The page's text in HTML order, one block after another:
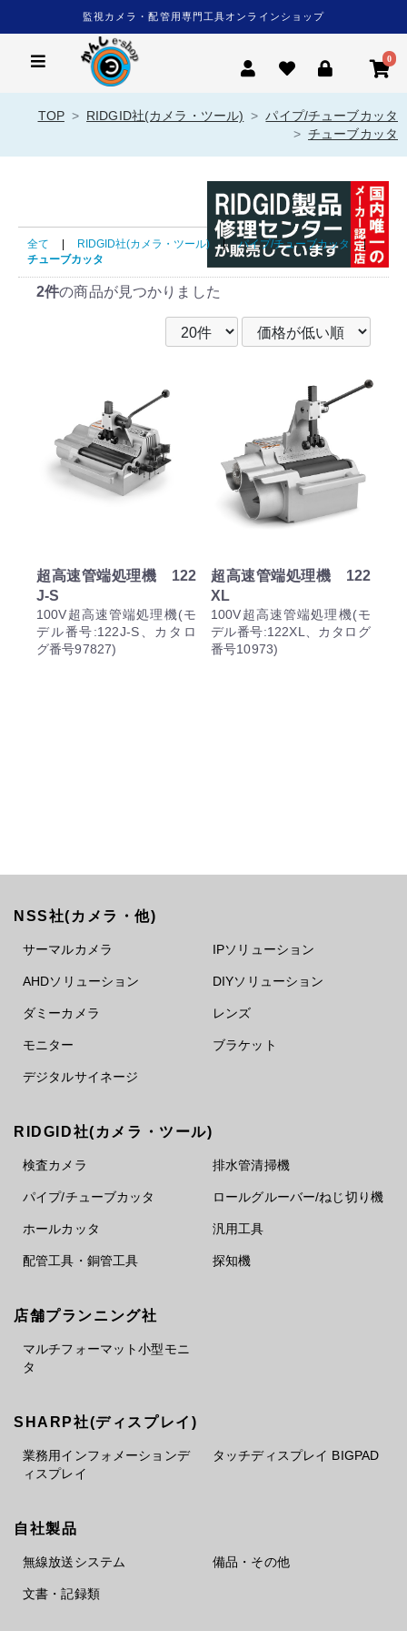
監視カメラ・配管用専門工具オンラインショップ
0
TOP RIDGID社(カメラ・ツール)
パイプ/チューブカッタ
チューブカッタ
全て RIDGID社(カメラ・ツール) | パイプ/チューブカッタ
|
チューブカッタ
2件の商品が見つかりました
超高速管端処理機 122
J-S
100V超高速管端処理機(モ
デル番号:122J-S、カタロ
グ番号97827)
超高速管端処理機 122
XL
100V超高速管端処理機(モ
デル番号:122XL、カタログ
番号10973)
NSS社(カメラ・他)
サーマルカメラ IPソリューション
AHDソリューション DIYソリューション
ダミーカメラ レンズ
モニター ブラケット
デジタルサイネージ
RIDGID社(カメラ・ツール)
検査カメラ 排水管清掃機
パイプ/チューブカッタ ロールグルーバー/ねじ切り機
ホールカッタ 汎用工具
配管工具・銅管工具 探知機
店舗プランニング社
マルチフォーマット小型モニ
タ
SHARP社(ディスプレイ)
業務用インフォメーションデ
ィスプレイ
タッチディスプレイ BIGPAD
自社製品
無線放送システム 備品・その他
文書・記録類